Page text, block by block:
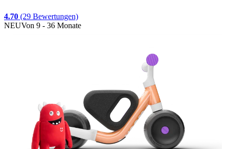
4.70 (29 Bewertungen)
NEUVon 9 - 36 Monate